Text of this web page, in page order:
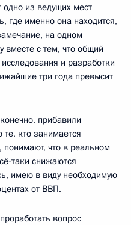
одно из ведущих мест
где именно она находится,
на одном
вместе с тем, что общий
и разработки
три года превысит
прибавили
те, кто занимается
что в реальном
таки снижаются
имею в виду необходимую
от ВВП.
вопрос